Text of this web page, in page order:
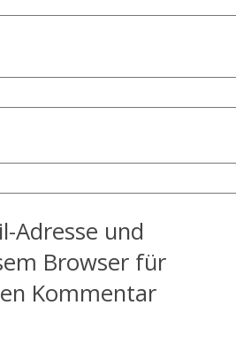
Adresse und
Browser für
Kommentar